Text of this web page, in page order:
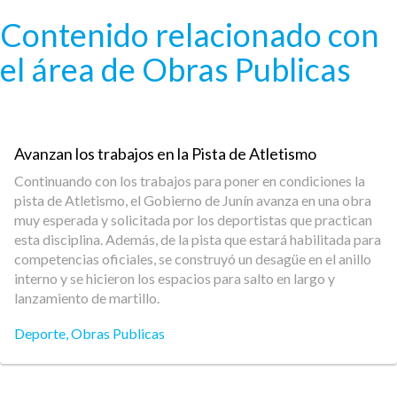
Contenido relacionado con
el área de Obras Publicas
Avanzan los trabajos en la Pista de Atletismo
Continuando con los trabajos para poner en condiciones la
pista de Atletismo, el Gobierno de Junín avanza en una obra
muy esperada y solicitada por los deportistas que practican
esta disciplina. Además, de la pista que estará habilitada para
competencias oficiales, se construyó un desagüe en el anillo
interno y se hicieron los espacios para salto en largo y
lanzamiento de martillo.
Deporte,Obras Publicas